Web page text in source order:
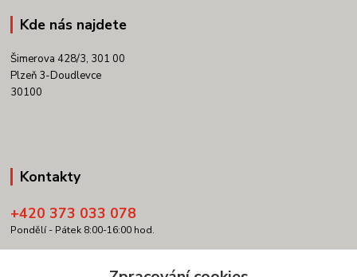
Kde nás najdete
Šimerova 428/3, 301 00
Plzeň 3-Doudlevce
30100
Kontakty
+420 373 033 078
Pondělí - Pátek 8:00-16:00 hod.